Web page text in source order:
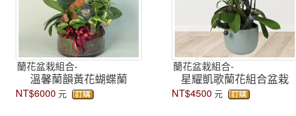
蘭花盆栽組合-
溫馨蘭韻黃花蝴蝶蘭
NT$6000 元
蘭花盆栽組合-
星耀凱歌蘭花組合盆栽
NT$4500 元